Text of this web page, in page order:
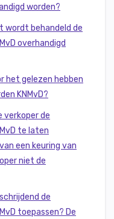
worden?
wordt behandeld de
overhandigd
het gelezen hebben
KNMvD?
verkoper de
te laten
een keuring van
niet de
de
toepassen? De